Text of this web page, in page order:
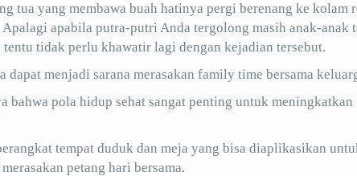
tua yang membawa buah hatinya pergi berenang ke kolam
apabila putra-putri Anda tergolong masih anak-anak
tidak perlu khawatir lagi dengan kejadian tersebut.
menjadi sarana merasakan family time bersama
bahwa pola hidup sehat sangat penting untuk meningkatkan
tempat duduk dan meja yang bisa diaplikasikan
petang hari bersama.